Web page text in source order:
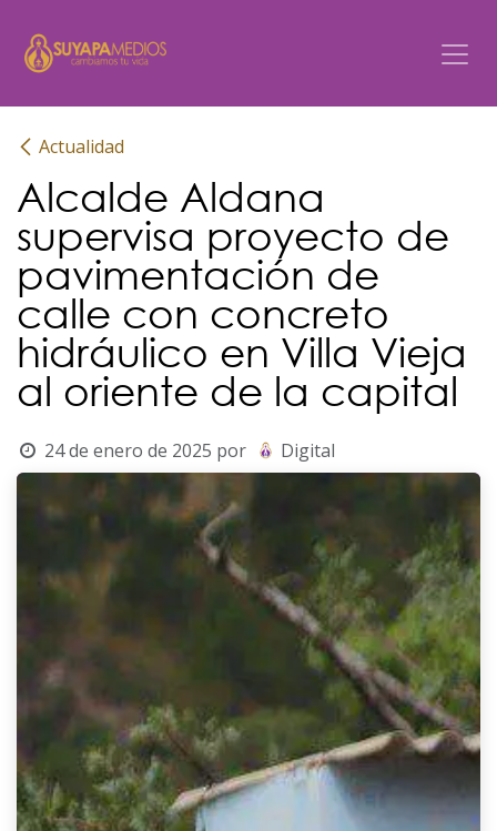
Actualidad
Alcalde Aldana
supervisa proyecto de
pavimentación de
calle con concreto
hidráulico en Villa Vieja
al oriente de la capital
24 de enero de 2025 por Digital